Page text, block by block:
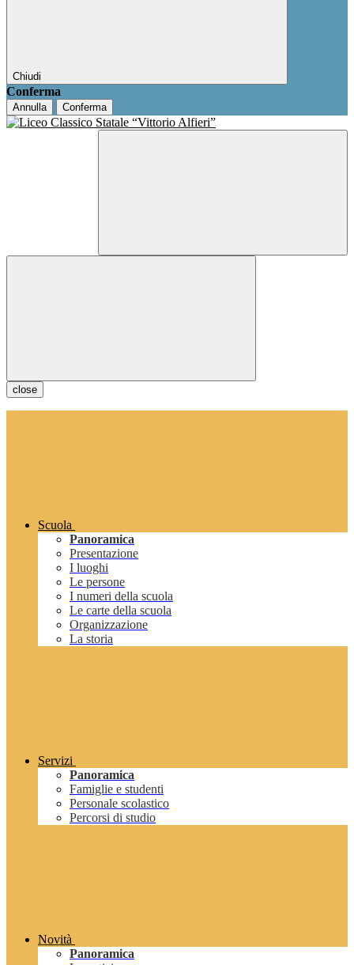
Chiudi
Conferma
Annulla Conferma
close
Scuola
Panoramica
Presentazione
I luoghi
Le persone
I numeri della scuola
Le carte della scuola
Organizzazione
La storia
Servizi
Panoramica
Famiglie e studenti
Personale scolastico
Percorsi di studio
Novità
Panoramica